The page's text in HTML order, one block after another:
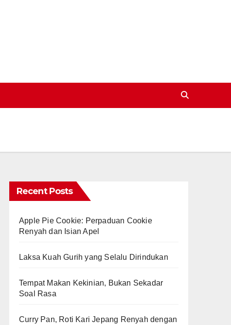
Recent Posts
Apple Pie Cookie: Perpaduan Cookie
Renyah dan Isian Apel
Laksa Kuah Gurih yang Selalu Dirindukan
Tempat Makan Kekinian, Bukan Sekadar
Soal Rasa
Curry Pan, Roti Kari Jepang Renyah dengan